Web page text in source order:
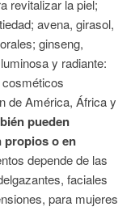
revitalizar la piel;
; avena, girasol,
ginseng,
y radiante:
de América, África y
pueden
propios o en
depende de las
faciales
para mujeres